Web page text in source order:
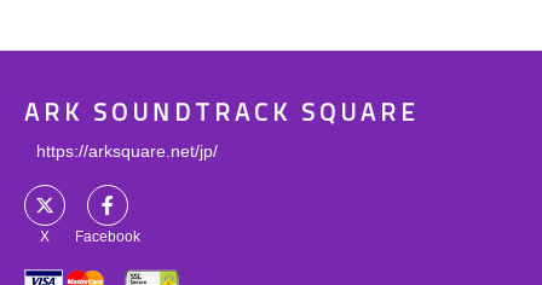
ARK SOUNDTRACK SQUARE
https://arksquare.net/jp/
X Facebook